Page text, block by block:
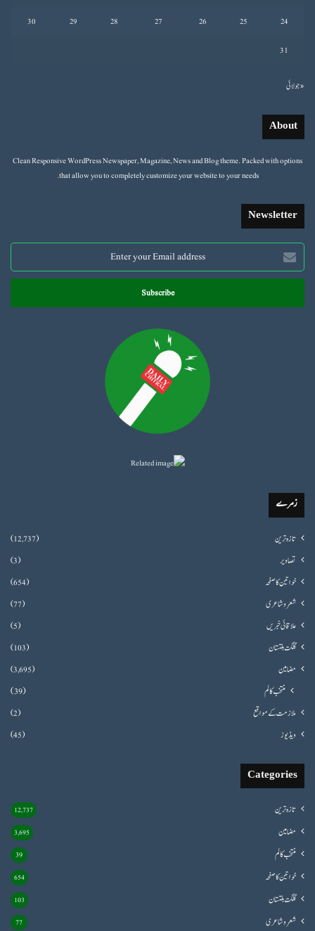
24
25
26
27
28
29
30
31
« جولائی
About
Clean Responsive WordPress Newspaper, Magazine, News and Blog theme. Packed with options
that allow you to completely customize your website to your needs.
Newsletter
Enter
your
Email
زمرے
تازہ ترین
(12,737)
تصاویر
(3)
خواتین کا صفحہ
(654)
شعروشاعری
(77)
علاقائی خبریں
(5)
گلگت بلتستان
(103)
مضامین
(3,695)
منتخب کالم (39)
ملازمت کے مواقع
(2)
ویڈیوز
(45)
Categories
تازہ ترین 12,737
مضامین 3,695
منتخب کالم 39
خواتین کا صفحہ 654
گلگت بلتستان 103
شعروشاعری 77